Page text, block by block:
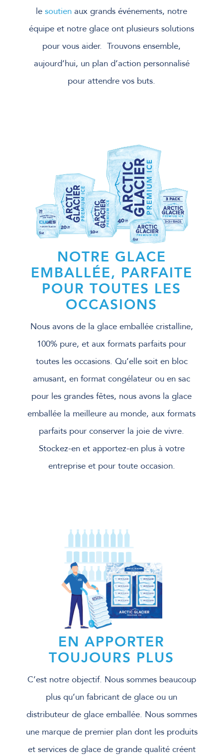
le soutien aux grands événements, notre
équipe et notre glace ont plusieurs solutions
pour vous aider. Trouvons ensemble,
aujourd’hui, un plan d’action personnalisé
pour attendre vos buts.
NOTRE GLACE
EMBALLÉE, PARFAITE
POUR TOUTES LES
OCCASIONS
Nous avons de la glace emballée cristalline,
100% pure, et aux formats parfaits pour
toutes les occasions. Qu’elle soit en bloc
amusant, en format congélateur ou en sac
pour les grandes fêtes, nous avons la glace
emballée la meilleure au monde, aux formats
parfaits pour conserver la joie de vivre.
Stockez-en et apportez-en plus à votre
entreprise et pour toute occasion.
EN APPORTER
TOUJOURS PLUS
C’est notre objectif. Nous sommes beaucoup
plus qu’un fabricant de glace ou un
distributeur de glace emballée. Nous sommes
une marque de premier plan dont les produits
et services de glace de grande qualité créent